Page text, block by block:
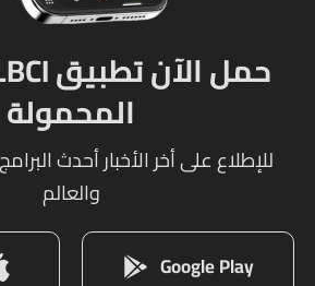
المحمولة
للإطلاع على أخر الأخبار أحدث
والعالم
Google Play